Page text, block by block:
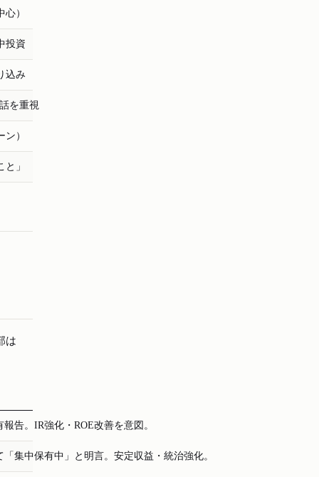
）
投資
込み
を重視
）
」
は
告。IR強化・ROE改善を意図。
集中保有中」と明言。安定収益・統治強化。